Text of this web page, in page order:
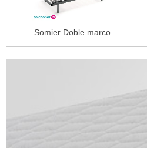
Somier Doble marco